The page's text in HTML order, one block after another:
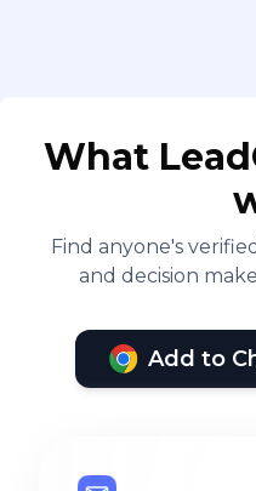
What
Find anyone's
and decision
Add to